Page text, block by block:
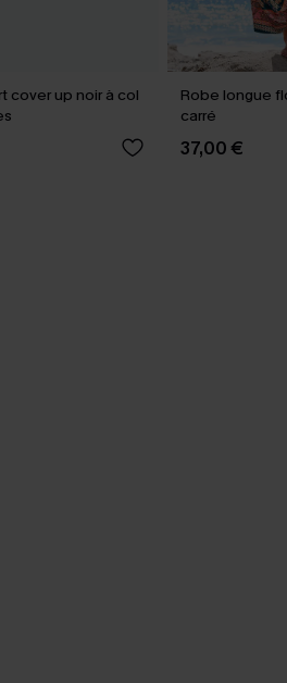
cover up noir à col
Robe longue
carré
37,00 €